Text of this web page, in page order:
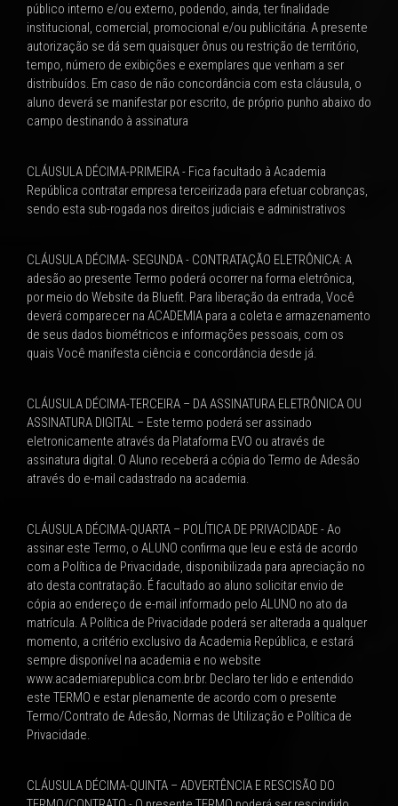
público interno e/ou externo, podendo, ainda, ter finalidade
institucional, comercial, promocional e/ou publicitária. A presente
autorização se dá sem quaisquer ônus ou restrição de território,
tempo, número de exibições e exemplares que venham a ser
distribuídos. Em caso de não concordância com esta cláusula, o
aluno deverá se manifestar por escrito, de próprio punho abaixo do
campo destinando à assinatura
CLÁUSULA DÉCIMA-PRIMEIRA - Fica facultado à Academia
República contratar empresa terceirizada para efetuar cobranças,
sendo esta sub-rogada nos direitos judiciais e administrativos
CLÁUSULA DÉCIMA- SEGUNDA - CONTRATAÇÃO ELETRÔNICA: A
adesão ao presente Termo poderá ocorrer na forma eletrônica,
por meio do Website da Bluefit. Para liberação da entrada, Você
deverá comparecer na ACADEMIA para a coleta e armazenamento
de seus dados biométricos e informações pessoais, com os
quais Você manifesta ciência e concordância desde já.
CLÁUSULA DÉCIMA-TERCEIRA – DA ASSINATURA ELETRÔNICA OU
ASSINATURA DIGITAL – Este termo poderá ser assinado
eletronicamente através da Plataforma EVO ou através de
assinatura digital. O Aluno receberá a cópia do Termo de Adesão
através do e-mail cadastrado na academia.
CLÁUSULA DÉCIMA-QUARTA – POLÍTICA DE PRIVACIDADE - Ao
assinar este Termo, o ALUNO confirma que leu e está de acordo
com a Política de Privacidade, disponibilizada para apreciação no
ato desta contratação. É facultado ao aluno solicitar envio de
cópia ao endereço de e-mail informado pelo ALUNO no ato da
matrícula. A Política de Privacidade poderá ser alterada a qualquer
momento, a critério exclusivo da Academia República, e estará
sempre disponível na academia e no website
www.academiarepublica.com.br.br. Declaro ter lido e entendido
este TERMO e estar plenamente de acordo com o presente
Termo/Contrato de Adesão, Normas de Utilização e Política de
Privacidade.
CLÁUSULA DÉCIMA-QUINTA – ADVERTÊNCIA E RESCISÃO DO